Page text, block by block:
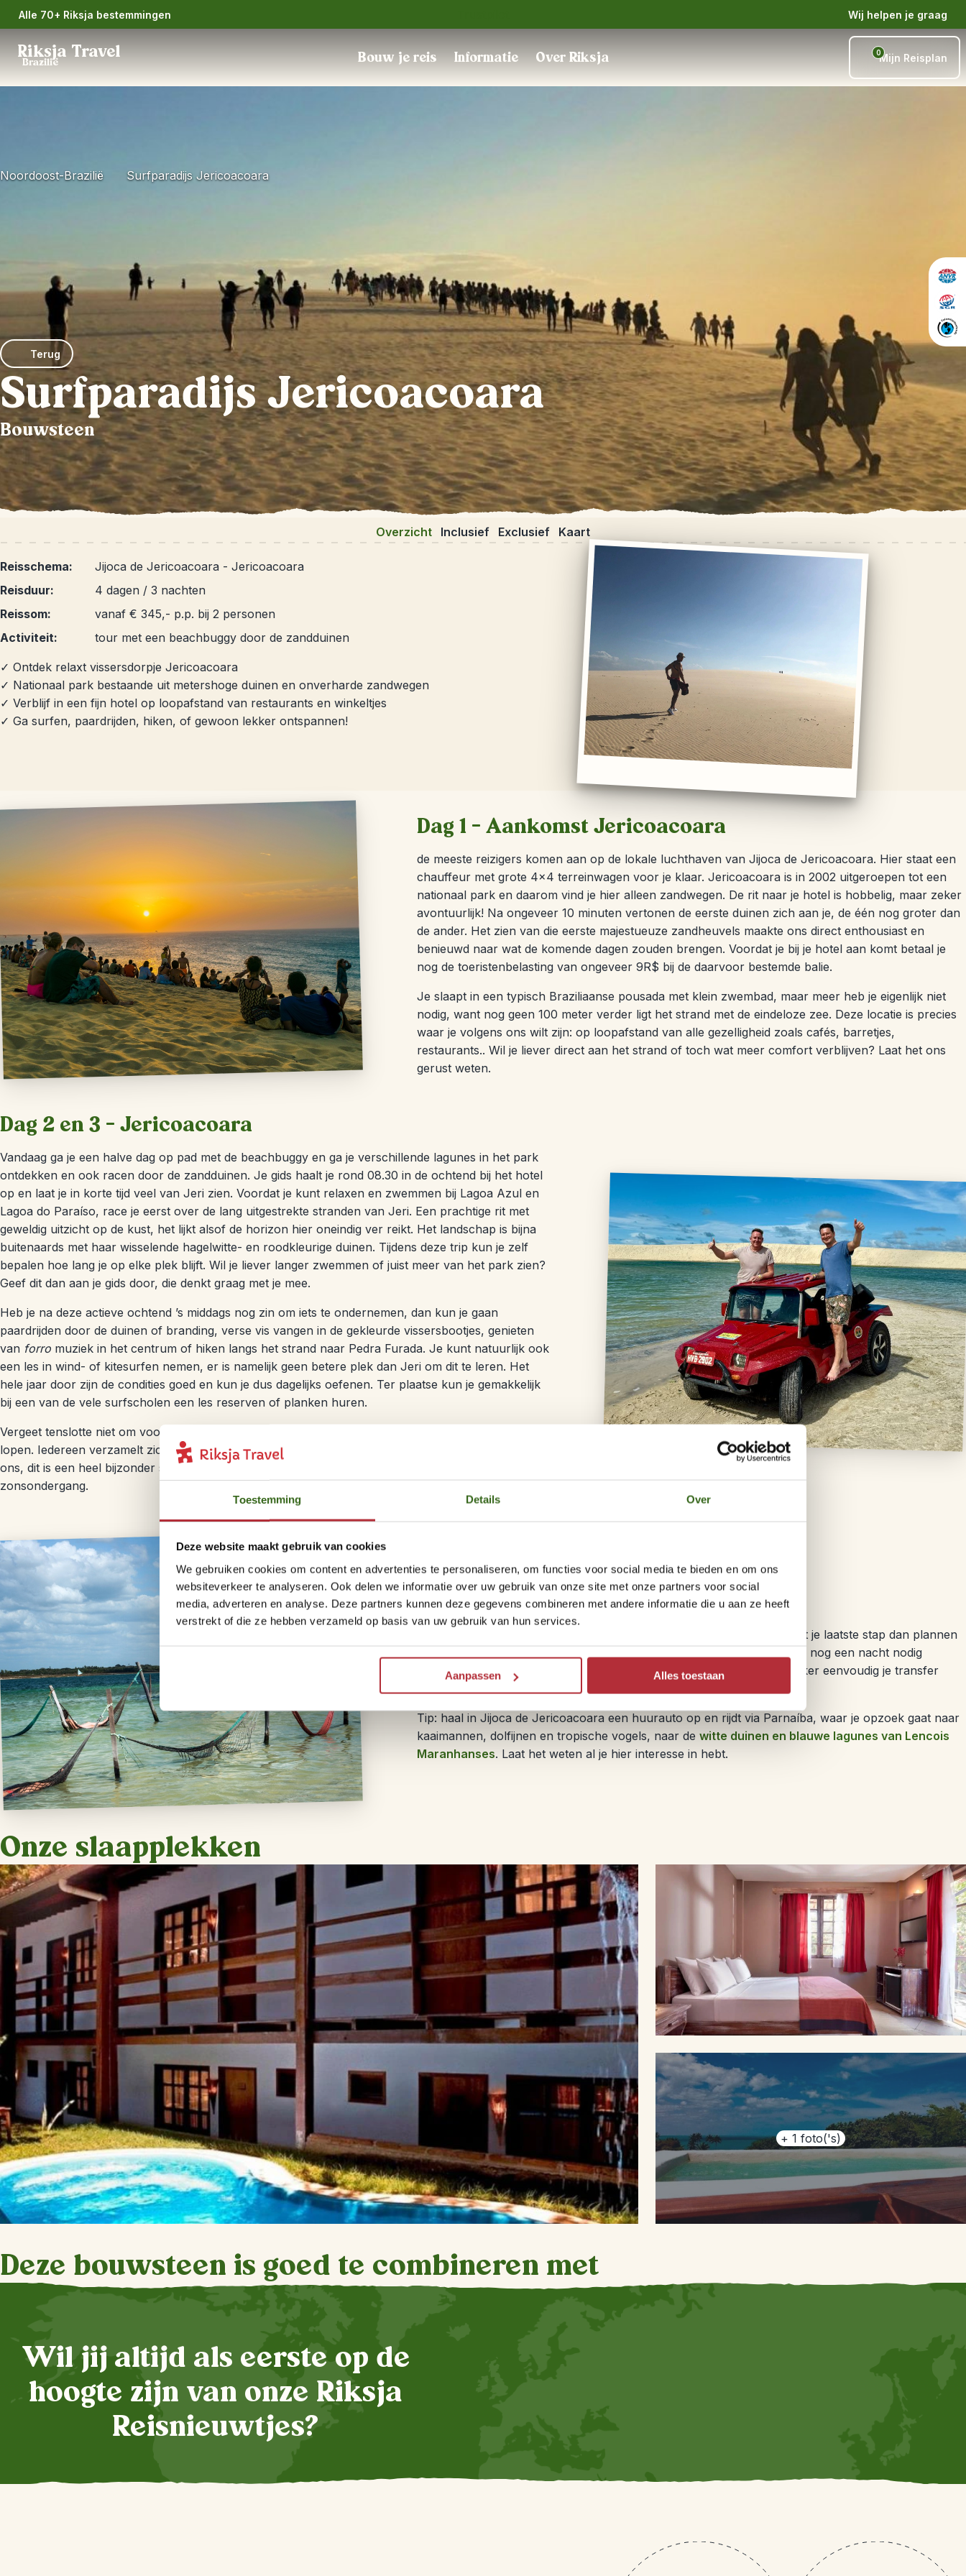
Toestemming Details Over
Deze website maakt gebruik van cookies
We gebruiken cookies om content en advertenties te personaliseren, om functies voor social media te bieden en om ons
websiteverkeer te analyseren. Ook delen we informatie over uw gebruik van onze site met onze partners voor social
media, adverteren en analyse. Deze partners kunnen deze gegevens combineren met andere informatie die u aan ze heeft
verstrekt of die ze hebben verzameld op basis van uw gebruik van hun services.
Aanpassen Alles toestaan
Alle 70+ Riksja bestemmingen Wij helpen je graag
Riksja Travel
Brazilië Bouw je reis Informatie Over Riksja 0Mijn Reisplan
Noordoost-Brazilië Surfparadijs Jericoacoara
Terug
Surfparadijs Jericoacoara
Bouwsteen
Overzicht Inclusief Exclusief Kaart
Reisschema:
Jijoca de Jericoacoara - Jericoacoara
Reisduur:
4 dagen / 3 nachten
Reissom:
vanaf € 345,- p.p. bij 2 personen
Activiteit:
tour met een beachbuggy door de zandduinen
✓ Ontdek relaxt vissersdorpje Jericoacoara
✓ Nationaal park bestaande uit metershoge duinen en onverharde zandwegen
✓ Verblijf in een fijn hotel op loopafstand van restaurants en winkeltjes
✓ Ga surfen, paardrijden, hiken, of gewoon lekker ontspannen!
Dag 1 – Aankomst Jericoacoara
de meeste reizigers komen aan op de lokale luchthaven van Jijoca de Jericoacoara. Hier staat een
chauffeur met grote 4×4 terreinwagen voor je klaar. Jericoacoara is in 2002 uitgeroepen tot een
nationaal park en daarom vind je hier alleen zandwegen. De rit naar je hotel is hobbelig, maar zeker
avontuurlijk! Na ongeveer 10 minuten vertonen de eerste duinen zich aan je, de één nog groter dan
de ander. Het zien van die eerste majestueuze zandheuvels maakte ons direct enthousiast en
benieuwd naar wat de komende dagen zouden brengen. Voordat je bij je hotel aan komt betaal je
nog de toeristenbelasting van ongeveer 9R$ bij de daarvoor bestemde balie.
Je slaapt in een typisch Braziliaanse pousada met klein zwembad, maar meer heb je eigenlijk niet
nodig, want nog geen 100 meter verder ligt het strand met de eindeloze zee. Deze locatie is precies
waar je volgens ons wilt zijn: op loopafstand van alle gezelligheid zoals cafés, barretjes,
restaurants.. Wil je liever direct aan het strand of toch wat meer comfort verblijven? Laat het ons
gerust weten.
Dag 2 en 3 – Jericoacoara
Vandaag ga je een halve dag op pad met de beachbuggy en ga je verschillende lagunes in het park
ontdekken en ook racen door de zandduinen. Je gids haalt je rond 08.30 in de ochtend bij het hotel
op en laat je in korte tijd veel van Jeri zien. Voordat je kunt relaxen en zwemmen bij Lagoa Azul en
Lagoa do Paraíso, race je eerst over de lang uitgestrekte stranden van Jeri. Een prachtige rit met
geweldig uitzicht op de kust, het lijkt alsof de horizon hier oneindig ver reikt. Het landschap is bijna
buitenaards met haar wisselende hagelwitte- en roodkleurige duinen. Tijdens deze trip kun je zelf
bepalen hoe lang je op elke plek blijft. Wil je liever langer zwemmen of juist meer van het park zien?
Geef dit dan aan je gids door, die denkt graag met je mee.
Heb je na deze actieve ochtend ’s middags nog zin om iets te ondernemen, dan kun je gaan
paardrijden door de duinen of branding, verse vis vangen in de gekleurde vissersbootjes, genieten
van forro muziek in het centrum of hiken langs het strand naar Pedra Furada. Je kunt natuurlijk ook
een les in wind- of kitesurfen nemen, er is namelijk geen betere plek dan Jeri om dit te leren. Het
hele jaar door zijn de condities goed en kun je dus dagelijks oefenen. Ter plaatse kun je gemakkelijk
bij een van de vele surfscholen een les reserven of planken huren.
Vergeet tenslotte niet om voor 17.00 uur naar de Duna do Pôr do Sol (zonsondergang duin) te
lopen. Iedereen verzamelt zich hier dagelijks om samen te genieten van de zonsondergang. Geloof
ons, dit is een heel bijzonder spektakel en de natuur trakteert je op een onvergetelijke
zonsondergang.
Dag 4 – Vertrek Jericoacoara
Na een fijn ontbijt is het helaas weer tijd om dit paradijs te verlaten. Is dit je laatste stap dan plannen
we een extra bus die je in 6 uur naar Fortaleza brengt. Vaak heb je hier nog een nacht nodig
voordat je terug vliegt. Reis je nog verder Brazilie in dan regel je ter lekker eenvoudig je transfer
terug naar te luchthaven van Jijoca de Jericoacoara.
Tip: haal in Jijoca de Jericoacoara een huurauto op en rijdt via Parnaíba, waar je opzoek gaat naar
kaaimannen, dolfijnen en tropische vogels, naar de witte duinen en blauwe lagunes van Lencois
Maranhanses. Laat het weten al je hier interesse in hebt.
Onze slaapplekken
+ 1 foto('s)
Deze bouwsteen is goed te combineren met
Wil jij altijd als eerste op de
hoogte zijn van onze Riksja
Reisnieuwtjes?